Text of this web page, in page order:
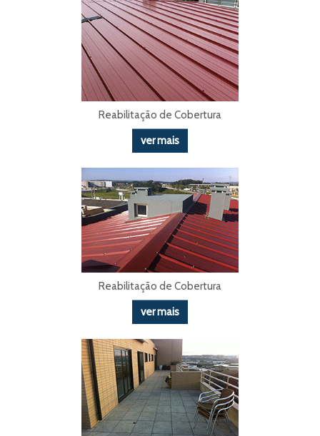
Reabilitação de Cobertura
ver mais
Reabilitação de Cobertura
ver mais